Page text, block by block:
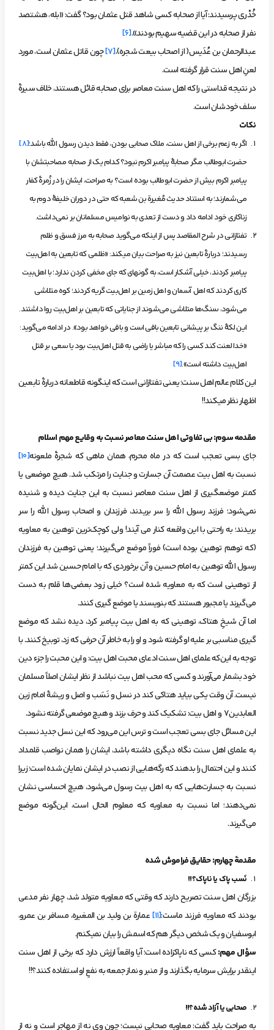
خُدْری پرسیدند: آیا از صحابه کسی شاهد قتل عثمان بود؟ گفت: «بله، هشتصد
نفر از صحابه در این قضیه سهیم بودند».[6]
عبدالرحمان بن عُدَیس( از اصحاب بیعت شجره)،[7]
چون قاتل عثمان است، مورد
لعنِ اهل سنت قرار گرفته است.
در نتیجه قداستی را که اهل سنت معاصر برای صحابه قائل هستند، خلاف سیرۀ
سلف خودشان است.
نکات
اگر به زعم برخی از اهل سنت، ملاک صحابی بودن، فقط دیدن رسول الله باشد؛[8]
حضرت ابوطالب مگر صحابۀ پیامبر اکرم نبود؟ کدام یک از صحابه مصاحبتشان با
پیامبر اکرم بیش از حضرت ابوطالب بوده است؟ به صراحت، ایشان را در زُمرۀ کفار
می‌شمارند؛ به استناد حدیث مُغیرة بن شعبه که حتی در دوران خلیفۀ دوم به
زناکاری‌ خود ادامه داد و دست از تعدی‌ به نوامیس مسلمانان بر نمی‌داشت.
تفتازانی درشرح المقاصدپس از اینکه می‌گوید صحابه به مرز فسق و ظلم
رسیدند؛ دربارۀ تابعین نیز به صراحت بیان می­کند: «ظلمی که تابعین به اهل‌بیت
پیامبر کردند، خیلی آشکار است، به گونه­ای که جای مخفی کردن ندارد؛ با اهل‌بیت
کاری کردند که اهل آسمان و اهل زمین بر اهل‌بیت گریه کردند؛ کوه متلاشی
می‌شود، سنگ‌ها متلاشی می‌شوند از جنایاتی که تابعین بر اهل‌بیت روا داشتند.
این لکۀ ننگ بر پیشانی تابعین باقی است و باقی خواهد بود». در ادامه می‌گوید:
«خدا لعنت کند کسی را که مباشر یا راضی به قتل اهل‌بیت بود یا سعی بر قتل
اهل‌بیت داشته است».[9]
این کلام عالم اهل سنت؛ یعنی تفتازانی است که این­گونه قاطعانه دربارۀ تابعین
اظهار نظر می­کند!!
مقدمه سوم: بی تفاوتی اهل سنت معاصر نسبت به وقایع مهم اسلام
جای بسی تعجب است که در ماه محرم، همان ماهی که شجرۀ ملعونه[10]
نسبت به اهل بیت عصمت آن جسارت و جنایت را مرتکب شد. هیچ موضعی یا
کمتر موضع­گیری از اهل سنت معاصر نسبت به این جنایت دیده و شنیده
نمی‌شود؛ فرزند رسول الله را سر بریدند، فرزندان و اصحاب رسول الله را سر
بریدند؛ به راحتی با این واقعه کنار می آیند! ولی کوچک‌ترین توهین به معاویه
(که توهم توهین بوده است) فوراً موضع می‌گیرند؛ یعنی توهین به فرزندان
رسول الله توهین به امام حسین و آن برخوردی که با امام حسین شد این کمتر
از توهینی است که به معاویه شده است؟ خیلی زود بعضی‌ها قلم به دست
می‌گیرند یا مجبور هستند که بنویسند یا موضع گیری ‌کنند.
اما آن شیخِ هتاک، توهینی که به اهل بیت پیامبر کرد، دیده نشد که موضع
گیری مناسبی بر علیه او گرفته شود و او را به خاطر آن حرفی که زد، توبیخ کنند. با
توجه به این‌که علمای اهل سنت ادعای محبت اهل بیت: و این محبت را جزء دین
خود بشمار می‌آورند و کسی که محب اهل بیت نباشد از نظر ایشان اصلاً مسلمان
نیست. آن وقت یکی بیاید هتاکی کند در نسل و نَسَب و اصل و ریشۀ امام زین
العابدین7 و اهل بیت: تشکیک کند و حرف بزند و هیچ موضعی گرفته نشود.
این‌ مسائل جای بسی تعجب است و ترس این می‌رود که این نسل جدید نسبت
به علمای اهل سنت نگاه دیگری داشته باشد، ایشان را همان نواصب قلمداد
کنند و این احتمال را بدهند که رگه‌هایی از نصب در ایشان نمایان شده است؛ زیرا
نسبت به جسارت‌هایی که به اهل بیت رسول می‌شود، هیچ احساسی نشان
نمی‌دهند؛ اما نسبت به معاویه که معلوم الحال است، این‌گونه موضع
می‌گیرند.
مقدمۀ چهارم: حقایق فراموش شده
نَسب پاک یا ناپاک؟!!
بزرگان اهل سنت تصریح دارند که وقتی که معاویه متولد شد، چهار نفر مدعی
بودند که معاویه فرزند ماست:[11]
عمارة بن ولید بن المغیره، مسافر بن عمرو،
ابوسفیان و یک شخص دیگر هم که اسمش را بیان نمی­کنم.
سؤال مهم:کسی که ناپاک­زاده است؛ آیا واقعاً ارزش دارد که برخی از اهل سنت
اینقدر برایش سرمایه بگذارند و از منبر و نماز جمعه به نفعِ او استفاده کنند؟!!
صحابی یا آزاد شده؟!!
به صراحت باید گفت: معاویه صحابی نیست؛ چون وی نه از مهاجر است و نه از